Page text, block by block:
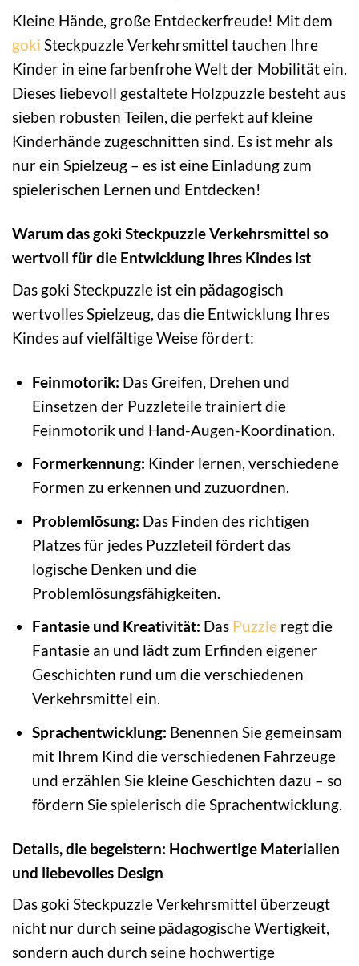
Kleine Hände, große Entdeckerfreude! Mit dem
goki Steckpuzzle Verkehrsmittel tauchen Ihre
Kinder in eine farbenfrohe Welt der Mobilität ein.
Dieses liebevoll gestaltete Holzpuzzle besteht aus
sieben robusten Teilen, die perfekt auf kleine
Kinderhände zugeschnitten sind. Es ist mehr als
nur ein Spielzeug – es ist eine Einladung zum
spielerischen Lernen und Entdecken!
Warum das goki Steckpuzzle Verkehrsmittel so
wertvoll für die Entwicklung Ihres Kindes ist
Das goki Steckpuzzle ist ein pädagogisch
wertvolles Spielzeug, das die Entwicklung Ihres
Kindes auf vielfältige Weise fördert:
Feinmotorik: Das Greifen, Drehen und
Einsetzen der Puzzleteile trainiert die
Feinmotorik und Hand-Augen-Koordination.
Formerkennung: Kinder lernen, verschiedene
Formen zu erkennen und zuzuordnen.
Problemlösung: Das Finden des richtigen
Platzes für jedes Puzzleteil fördert das
logische Denken und die
Problemlösungsfähigkeiten.
Fantasie und Kreativität: Das Puzzleregt die
Fantasie an und lädt zum Erfinden eigener
Geschichten rund um die verschiedenen
Verkehrsmittel ein.
Sprachentwicklung: Benennen Sie gemeinsam
mit Ihrem Kind die verschiedenen Fahrzeuge
und erzählen Sie kleine Geschichten dazu – so
fördern Sie spielerisch die Sprachentwicklung.
Details, die begeistern: Hochwertige Materialien
und liebevolles Design
Das goki Steckpuzzle Verkehrsmittel überzeugt
nicht nur durch seine pädagogische Wertigkeit,
sondern auch durch seine hochwertige